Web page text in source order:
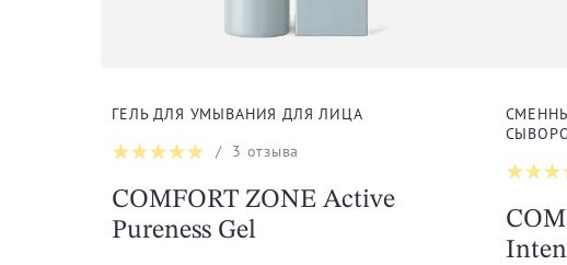
ГЕЛЬ ДЛЯ УМЫВАНИЯ ДЛЯ ЛИЦА
/ 3 отзыва
COMFORT ZONE Active
Pureness Gel